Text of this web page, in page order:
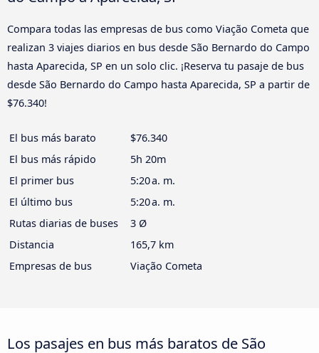
Compara todas las empresas de bus como Viação Cometa que
realizan 3 viajes diarios en bus desde São Bernardo do Campo
hasta Aparecida, SP en un solo clic. ¡Reserva tu pasaje de bus
desde São Bernardo do Campo hasta Aparecida, SP a partir de
$76.340!
El bus más barato
$76.340
El bus más rápido
5h 20m
El primer bus
5:20 a. m.
El último bus
5:20 a. m.
Rutas diarias de buses
3 Ø
Distancia
165,7 km
Empresas de bus
Viação Cometa
Los pasajes en bus más baratos de São